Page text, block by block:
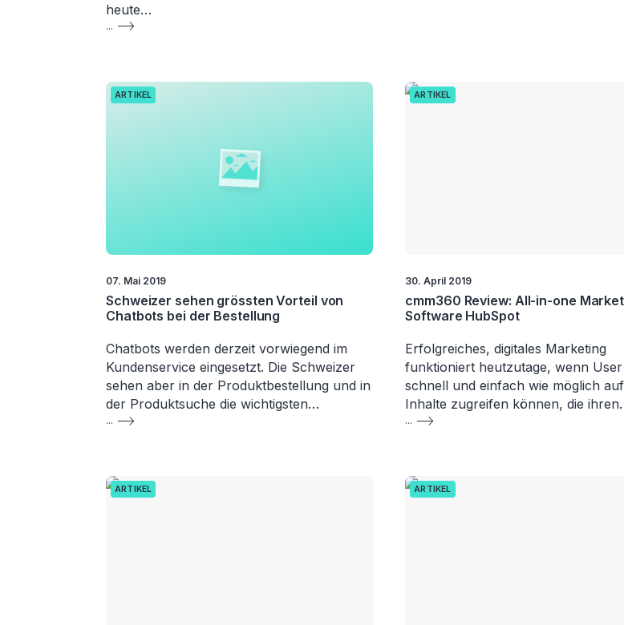
heute…
...
ARTIKEL
07. Mai 2019
Schweizer sehen grössten Vorteil von
Chatbots bei der Bestellung
Chatbots werden derzeit vorwiegend im
Kundenservice eingesetzt. Die Schweizer
sehen aber in der Produktbestellung und in
der Produktsuche die wichtigsten…
...
ARTIKEL
30. April 2019
cmm360 Review: All-in-one
Software HubSpot
Erfolgreiches, digitales Marketing
funktioniert heutzutage, wenn
schnell und einfach wie möglich
Inhalte zugreifen können, die
...
ARTIKEL ARTIKEL